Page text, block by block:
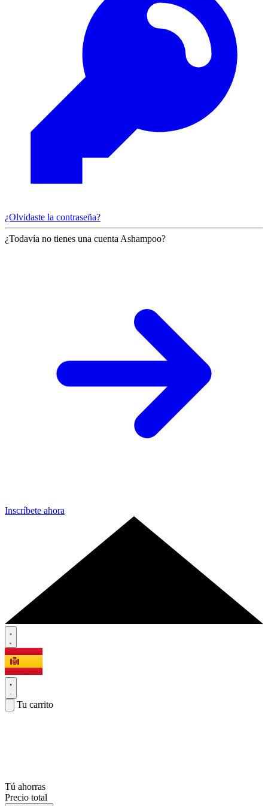
¿Olvidaste la contraseña?
¿Todavía no tienes una cuenta Ashampoo?
Inscríbete ahora
Tu carrito
Tú ahorras
Precio total